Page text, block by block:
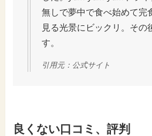
無しで夢中で食べ始めて完
見る光景にビックリ。その
す。
引用元：公式サイト
良くない口コミ、評判